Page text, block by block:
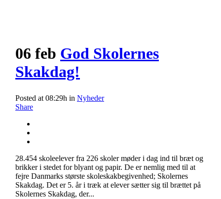
06 feb God Skolernes
Skakdag!
Posted at 08:29h in Nyheder
Share
28.454 skoleelever fra 226 skoler møder i dag ind til bræt og
brikker i stedet for blyant og papir. De er nemlig med til at
fejre Danmarks største skoleskakbegivenhed; Skolernes
Skakdag. Det er 5. år i træk at elever sætter sig til brættet på
Skolernes Skakdag, der...